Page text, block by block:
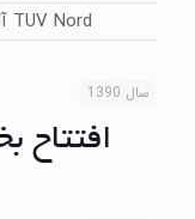
TUV Nord آلمان برای اولین بار در استان
سال 1390
افتتاح